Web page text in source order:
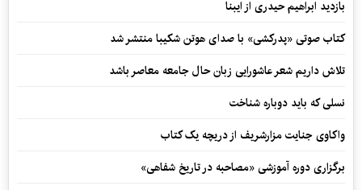
بازدید ابراهیم حیدری از ایبنا
کتاب صوتی «پدرکشی» با صدای هوتن شکیبا منتشر شد
تلاش داریم شعر عاشورایی زبان حال جامعه معاصر باشد
نسلی که باید دوباره شناخت
واکاوی جنایت مزارشریف از دریچه یک کتاب
برگزاری دوره آموزشی «مصاحبه در تاریخ شفاهی»